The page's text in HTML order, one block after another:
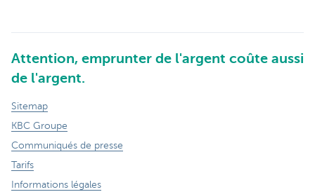
Attention, emprunter de l'argent coûte aussi
de l'argent.
Sitemap
KBC Groupe
Communiqués de presse
Tarifs
Informations légales